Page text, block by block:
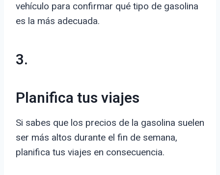
vehículo para confirmar qué tipo de gasolina
es la más adecuada.
3.
Planifica tus viajes
Si sabes que los precios de la gasolina suelen
ser más altos durante el fin de semana,
planifica tus viajes en consecuencia.